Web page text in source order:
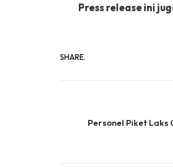
Press release ini
SHARE.
Personel Piket Laks